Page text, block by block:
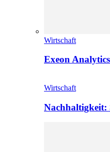
Wirtschaft
Exeon
Wirtschaft
Nachhaltigkeit: